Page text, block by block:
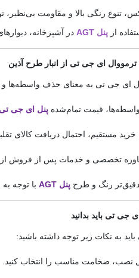
تنوع رنگی بالا و مقاومت بی‌نظیر،
ازپنل AGT در آشپزخانه،
ای جی تی از انبار طرح آذین
ای جی تی به معنای حذف واسطه‌ها و
قیمت تمام‌شدهپنل ای جی تی
خرید مستقیم، احتمال دریافت کالای
تخصصی و خدمات پس از فروش از خود
دقیق‌تر رنگ و طرحپنل AGT با توجه
جی تی باید بدانید
باید به نکات زیر توجه داشته باشید:
نصب، ضخامت مناسب را انتخاب کنید.